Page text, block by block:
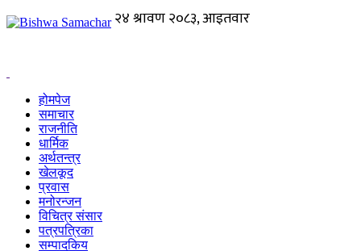
होमपेज
समाचार
राजनीति
धार्मिक
अर्थतन्त्र
खेलकूद
प्रवास
मनोरन्जन
विचित्र संसार
पत्रपत्रिका
सम्पादकिय